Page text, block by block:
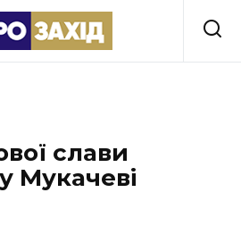
слави
Мукачеві